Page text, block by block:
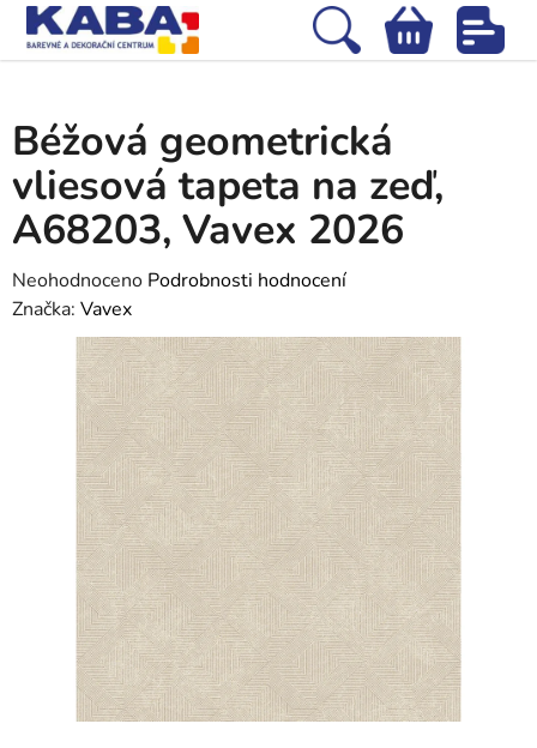
Přejít
obsah
Hledat
NÁKUPNÍ
Béžová geometrická
vliesová tapeta na zeď,
A68203, Vavex 2026
Průměrné
hodnocení
produktu
hvězdiček.
Neohodnoceno Podrobnosti hodnocení
Značka: Vavex